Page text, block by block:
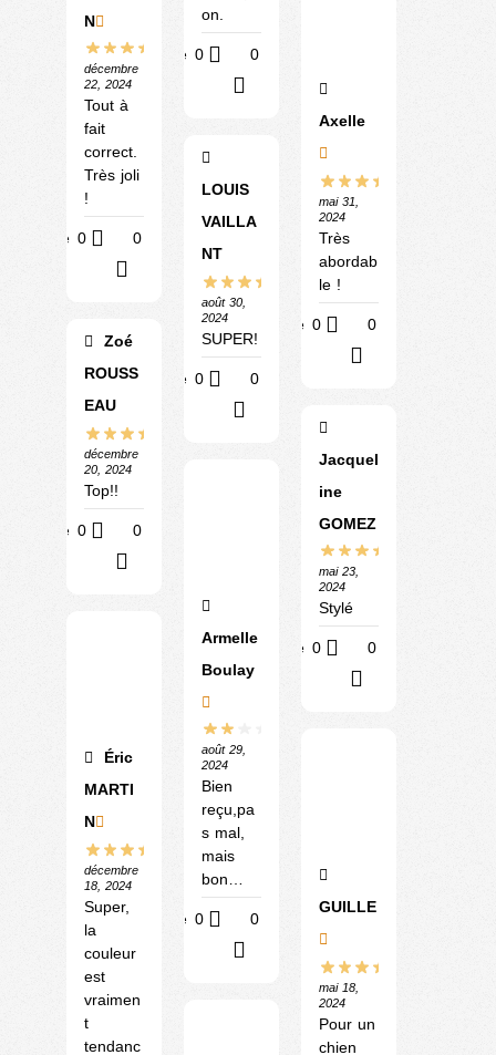
N
décembre
22, 2024
Tout à
fait
correct.
Très joli
!
Utile 0 0
Zoé
ROUSS
EAU
décembre
20, 2024
Top!!
Utile 0 0
Éric
MARTI
N
décembre
18, 2024
Super,
la
couleur
est
vraimen
t
tendanc
on.
Utile 0 0
LOUIS
VAILLA
NT
août 30,
2024
SUPER!
Utile 0 0
Armelle
Boulay
août 29,
2024
Bien
reçu,pa
s mal,
mais
bon…
Utile 0 0
Axelle
mai 31,
2024
Très
abordab
le !
Utile 0 0
Jacquel
ine
GOMEZ
mai 23,
2024
Stylé
Utile 0 0
GUILLE
mai 18,
2024
Pour un
chien